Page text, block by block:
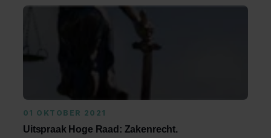
01 OKTOBER 2021
Uitspraak Hoge Raad: Zakenrecht.